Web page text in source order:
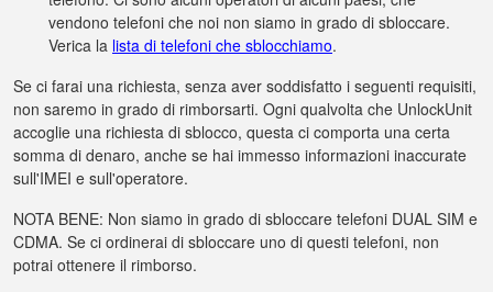
vendono telefoni che noi non siamo in grado di sbloccare.
Verica la lista di telefoni che sblocchiamo.
Se ci farai una richiesta, senza aver soddisfatto i seguenti requisiti,
non saremo in grado di rimborsarti. Ogni qualvolta che UnlockUnit
accoglie una richiesta di sblocco, questa ci comporta una certa
somma di denaro, anche se hai immesso informazioni inaccurate
sull'IMEI e sull'operatore.
NOTA BENE: Non siamo in grado di sbloccare telefoni DUAL SIM e
CDMA. Se ci ordinerai di sbloccare uno di questi telefoni, non
potrai ottenere il rimborso.